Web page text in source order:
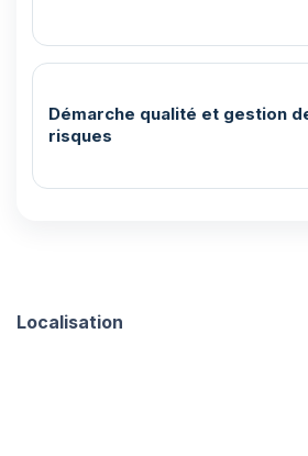
Démarche qualité et gestion
risques
Localisation